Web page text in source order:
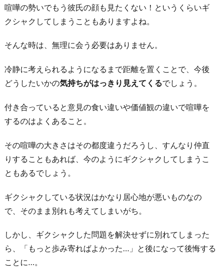
喧嘩の勢いでもう彼氏の顔も見たくない！というくらいギ
クシャクしてしまうこともありますよね。
そんな時は、無理に会う必要はありません。
冷静に考えられるようになるまで距離を置くことで、今後
どうしたいかの気持ちがはっきり見えてくるでしょう。
付き合っていると意見の食い違いや価値観の違いで喧嘩を
するのはよくあること。
その喧嘩の大きさはその都度違うだろうし、すんなり仲直
りすることもあれば、今のようにギクシャクしてしまうこ
ともあるでしょう。
ギクシャクしている状況はかなり居心地が悪いものなの
で、そのまま別れも考えてしまいがち。
しかし、ギクシャクした問題を解決せずに別れてしまった
ら、「もっと歩み寄ればよかった…」と後になって後悔する
ことに…。